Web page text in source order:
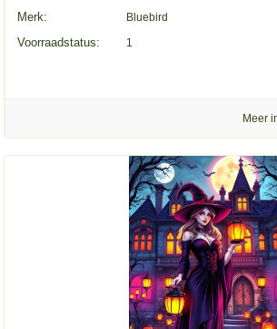
Merk: Bluebird
Voorraadstatus: 1
Meer